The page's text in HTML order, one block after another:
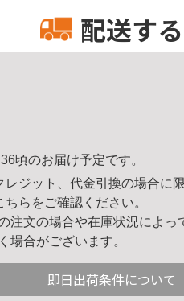
配送する
頃のお届け予定です。
レジット、代金引換の場合に
ちら をご確認ください。
注文の場合や在庫状況によっ
場合がございます。
即日出荷条件について